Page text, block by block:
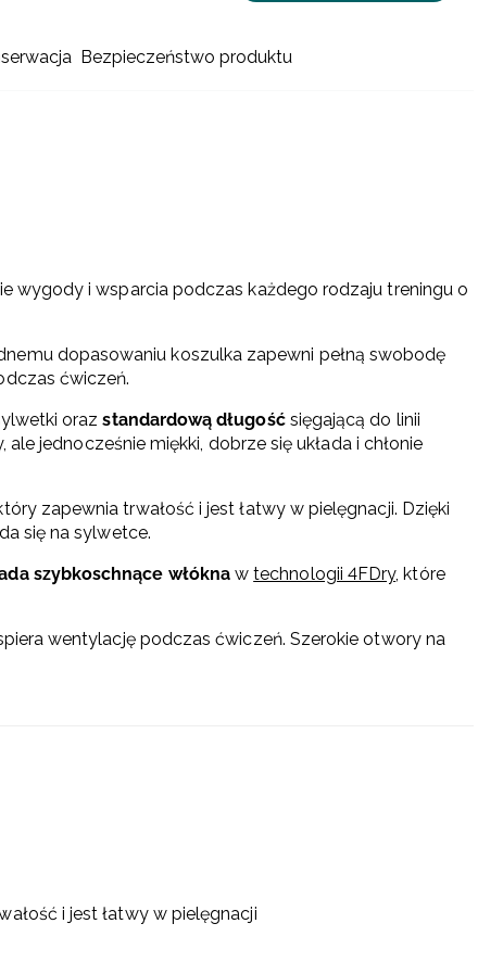
Bezpieczeństwo produktu
wygody i wsparcia podczas każdego rodzaju treningu o
dopasowaniu koszulka zapewni pełną swobodę
ćwiczeń.
orazstandardową długośćsięgającą do linii
jednocześnie miękki, dobrze się układa i chłonie
zapewnia trwałość i jest łatwy w pielęgnacji. Dzięki
się na sylwetce.
szybkoschnące włóknawtechnologii 4FDry, które
wentylację podczas ćwiczeń. Szerokie otwory na
i jest łatwy w pielęgnacji